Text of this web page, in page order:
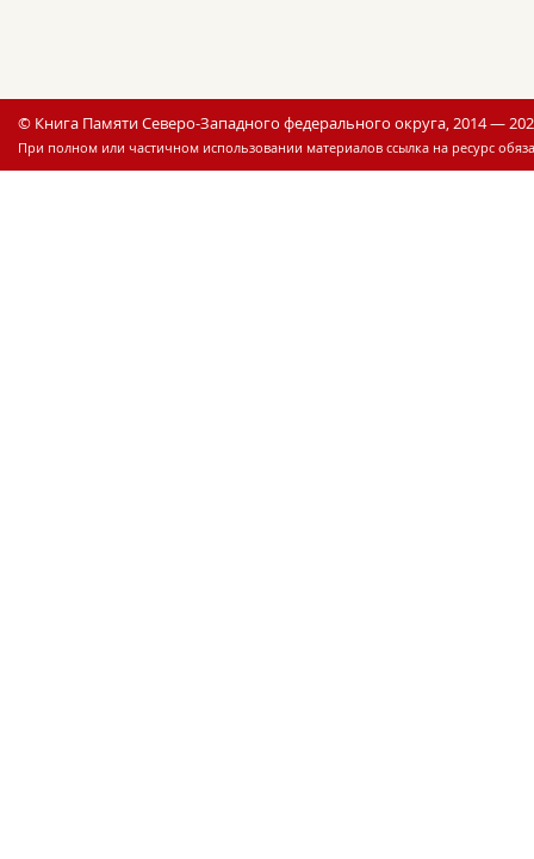
© Книга Памяти Северо-Западного федерального округа, 2014 —
При полном или частичном использовании материалов ссылка на ресурс